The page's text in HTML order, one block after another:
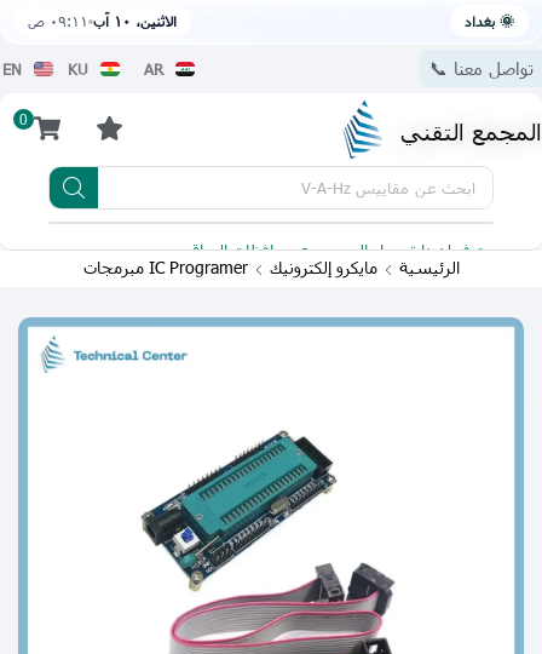
🌞 بغداد الاثنين، ١٠ آب ٠٩:١١ ص
تواصل معنا 📞 AR
KU
EN
المجمع التقني 0
ابحث عن مقاييس V-A-Hz
يتوفر لدينا توصيل الى جميع محافظات العراق
الرئيسية مايكرو إلكترونيك IC Programer مبرمجات